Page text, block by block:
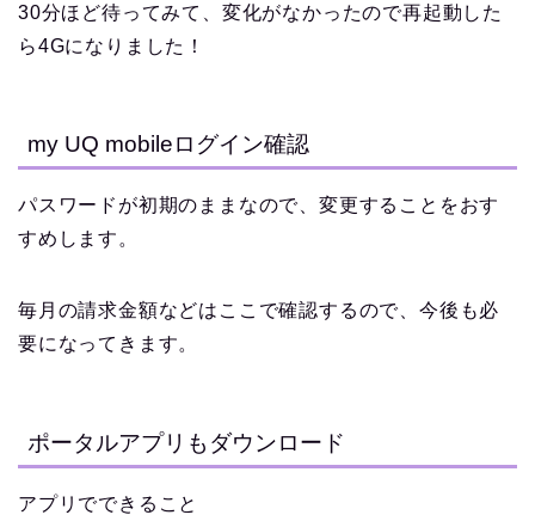
30分ほど待ってみて、変化がなかったので再起動した
ら4Gになりました！
my UQ mobileログイン確認
パスワードが初期のままなので、変更することをおす
すめします。
毎月の請求金額などはここで確認するので、今後も必
要になってきます。
ポータルアプリもダウンロード
アプリでできること